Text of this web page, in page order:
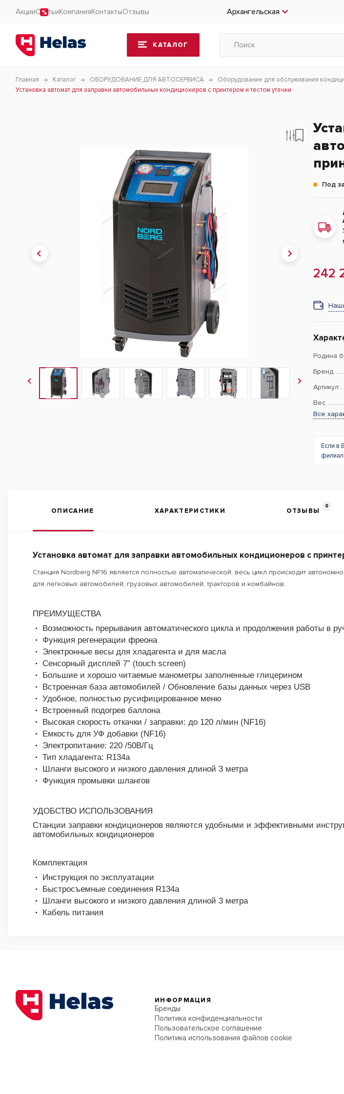
АкцииСтатьиКомпанияКонтактыОтзывы Архангельская
КАТАЛОГ
Главная Каталог ОБОРУДОВАНИЕ ДЛЯ АВТОСЕРВИСА Оборудование для обслуживания
Установка автомат для заправки автомобильных кондиционеров с принтером и тестом утечки
Под
242
Родина
Бренд
Артикул
Вес
Все
Если в
ОПИСАНИЕ ХАРАКТЕРИСТИКИ ОТЗЫВЫ
0
Установка автомат для заправки автомобильных кондиционеров с
Станция Nordberg NF16 является полностью автоматической, весь цикл происходит
для легковых автомобилей, грузовых автомобилей, тракторов и комбайнов.
ПРЕИМУЩЕСТВА
Возможность прерывания автоматического цикла и продолжения работы в
Функция регенерации фреона
Электронные весы для хладагента и для масла
Сенсорный дисплей 7” (touch screen)
Большие и хорошо читаемые манометры заполненные глицерином
Встроенная база автомобилей / Обновление базы данных через USB
Удобное, полностью русифицированное меню
Встроенный подогрев баллона
Высокая скорость откачки / заправки: до 120 л/мин (NF16)
Емкость для УФ добавки (NF16)
Электропитаниe: 220 /50В/Гц
Тип хладагента: R134a
Шланги высокого и низкого давления длиной 3 метра
Функция промывки шлангов
УДОБСТВО ИСПОЛЬЗОВАНИЯ
Станции заправки кондиционеров являются удобными и эффективными
автомобильных кондиционеров
Комплектация
Инструкция по эксплуатации
Быстросъемные соединения R134а
Шланги высокого и низкого давления длиной 3 метра
Кабель питания
ИНФОРМАЦИЯ
Бренды
Политика конфиденциальности
Пользовательское соглашение
Политика использования файлов cookie